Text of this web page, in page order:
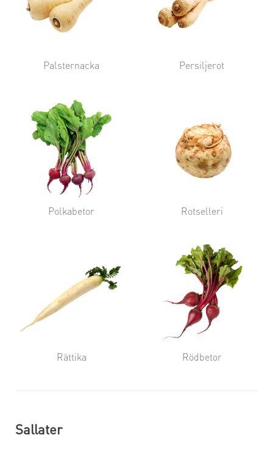
Palsternacka Persiljerot
Polkabetor Rotselleri
Rättika Rödbetor
Sallater